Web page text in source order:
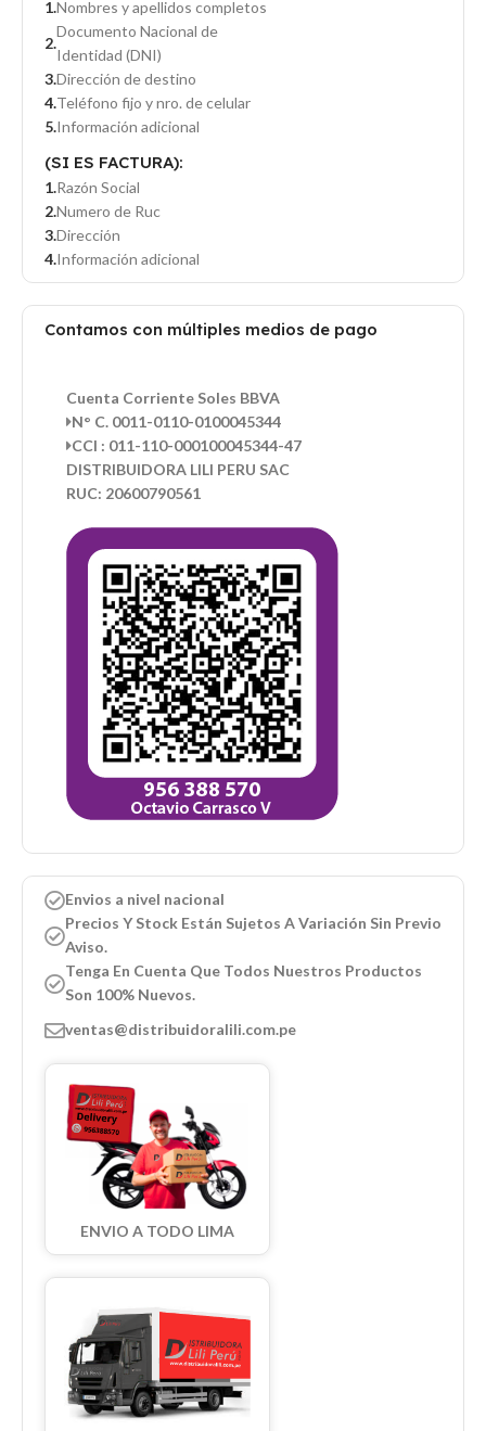
Nombres y apellidos completos
Documento Nacional de
Identidad (DNI)
Dirección de destino
Teléfono fijo y nro. de celular
Información adicional
(SI ES FACTURA):
Razón Social
Numero de Ruc
Dirección
Información adicional
Contamos con múltiples medios de pago
Cuenta Corriente Soles BBVA
N° C. 0011-0110-0100045344
CCI : 011-110-000100045344-47
DISTRIBUIDORA LILI PERU SAC
RUC: 20600790561
Envios a nivel nacional
Precios Y Stock Están Sujetos A Variación Sin Previo
Aviso.
Tenga En Cuenta Que Todos Nuestros Productos
Son 100% Nuevos.
ventas@distribuidoralili.com.pe
ENVIO A TODO LIMA